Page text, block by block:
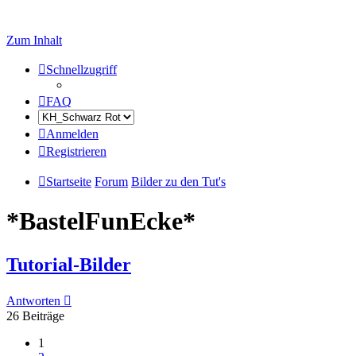
Zum Inhalt
Schnellzugriff
FAQ
Anmelden
Registrieren
Startseite Forum Bilder zu den Tut's
*BastelFunEcke*
Tutorial-Bilder
Antworten
26 Beiträge
1